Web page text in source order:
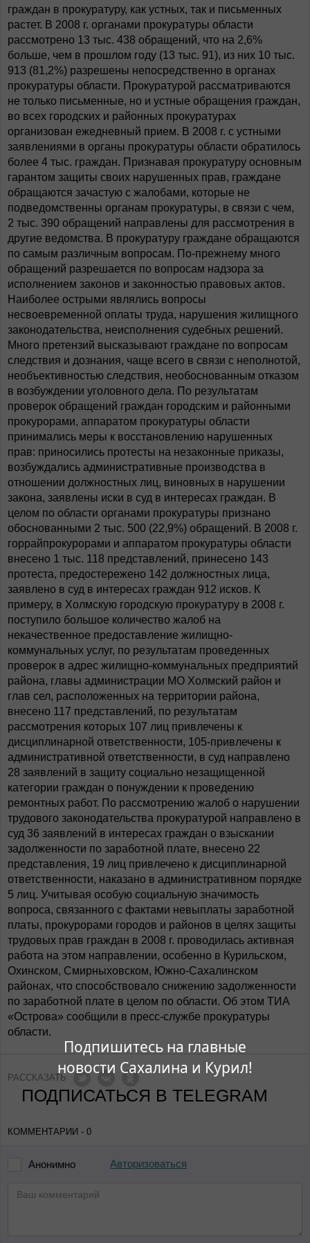
Подпишитесь на главные
новости Сахалина и Курил!
граждан в прокуратуру, как устных, так и письменных
растет. В 2008 г. органами прокуратуры области
рассмотрено 13 тыс. 438 обращений, что на 2,6%
больше, чем в прошлом году (13 тыс. 91), из них 10 тыс.
913 (81,2%) разрешены непосредственно в органах
прокуратуры области. Прокуратурой рассматриваются
не только письменные, но и устные обращения граждан,
во всех городских и районных прокуратурах
организован ежедневный прием. В 2008 г. с устными
заявлениями в органы прокуратуры области обратилось
более 4 тыс. граждан. Признавая прокуратуру основным
гарантом защиты своих нарушенных прав, граждане
обращаются зачастую с жалобами, которые не
подведомственны органам прокуратуры, в связи с чем,
2 тыс. 390 обращений направлены для рассмотрения в
другие ведомства. В прокуратуру граждане обращаются
по самым различным вопросам. По-прежнему много
обращений разрешается по вопросам надзора за
исполнением законов и законностью правовых актов.
Наиболее острыми являлись вопросы
несвоевременной оплаты труда, нарушения жилищного
законодательства, неисполнения судебных решений.
Много претензий высказывают граждане по вопросам
следствия и дознания, чаще всего в связи с неполнотой,
необъективностью следствия, необоснованным отказом
в возбуждении уголовного дела. По результатам
проверок обращений граждан городским и районными
прокурорами, аппаратом прокуратуры области
принимались меры к восстановлению нарушенных
прав: приносились протесты на незаконные приказы,
возбуждались административные производства в
отношении должностных лиц, виновных в нарушении
закона, заявлены иски в суд в интересах граждан. В
целом по области органами прокуратуры признано
обоснованными 2 тыс. 500 (22,9%) обращений. В 2008 г.
горрайпрокурорами и аппаратом прокуратуры области
внесено 1 тыс. 118 представлений, принесено 143
протеста, предостережено 142 должностных лица,
заявлено в суд в интересах граждан 912 исков. К
примеру, в Холмскую городскую прокуратуру в 2008 г.
поступило большое количество жалоб на
некачественное предоставление жилищно-
коммунальных услуг, по результатам проведенных
проверок в адрес жилищно-коммунальных предприятий
района, главы администрации МО Холмский район и
глав сел, расположенных на территории района,
внесено 117 представлений, по результатам
рассмотрения которых 107 лиц привлечены к
дисциплинарной ответственности, 105-привлечены к
административной ответственности, в суд направлено
28 заявлений в защиту социально незащищенной
категории граждан о понуждении к проведению
ремонтных работ. По рассмотрению жалоб о нарушении
трудового законодательства прокуратурой направлено в
суд 36 заявлений в интересах граждан о взыскании
задолженности по заработной плате, внесено 22
представления, 19 лиц привлечено к дисциплинарной
ответственности, наказано в административном порядке
5 лиц. Учитывая особую социальную значимость
вопроса, связанного с фактами невыплаты заработной
платы, прокурорами городов и районов в целях защиты
трудовых прав граждан в 2008 г. проводилась активная
работа на этом направлении, особенно в Курильском,
Охинском, Смирныховском, Южно-Сахалинском
районах, что способствовало снижению задолженности
по заработной плате в целом по области. Об этом ТИА
«Острова» сообщили в пресс-службе прокуратуры
области.
РАССКАЗАТЬ
ПОДПИСАТЬСЯ В TELEGRAM
КОММЕНТАРИИ - 0
Анонимно Авторизоваться